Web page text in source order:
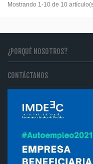
Mostrando 1-10 de 10
¿PORQUÉ NOSOTROS?
CONTÁCTANOS